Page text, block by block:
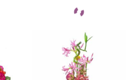
Commandez